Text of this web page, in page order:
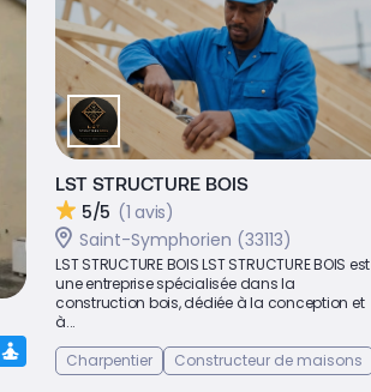
LST STRUCTURE BOIS
5/5 (1 avis)
Saint-Symphorien (33113)
LST STRUCTURE BOIS LST STRUCTURE BOIS est
une entreprise spécialisée dans la
construction bois, dédiée à la conception et
à...
Charpentier
Constructeur de maisons